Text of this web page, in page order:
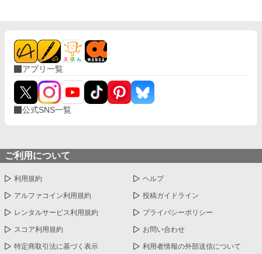
アプリ一覧
公式SNS一覧
ご利用について
利用規約 ヘルプ
アルファコイン利用規約 投稿ガイドライン
レンタルサービス利用規約 プライバシーポリシー
スコア利用規約 お問い合わせ
特定商取引法に基づく表示 利用者情報の外部送信について